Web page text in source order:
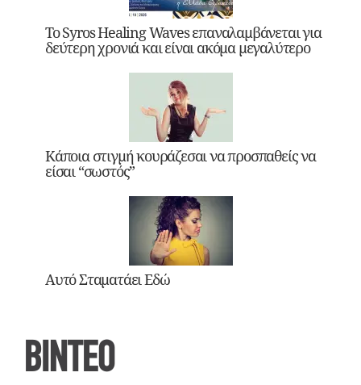
Το Syros Healing Waves επαναλαμβάνεται για
δεύτερη χρονιά και είναι ακόμα μεγαλύτερο
Κάποια στιγμή κουράζεσαι να προσπαθείς να
είσαι “σωστός”
Αυτό Σταματάει Εδώ
ΒΙΝΤΕΟ